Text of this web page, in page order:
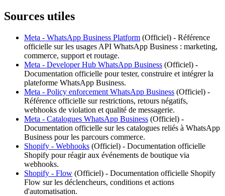
Sources utiles
Meta - WhatsApp Business Platform (Officiel) - Référence
officielle sur les usages API WhatsApp Business : marketing,
commerce, support et routage.
Meta - Developer Hub WhatsApp Business (Officiel) -
Documentation officielle pour tester, construire et intégrer la
plateforme WhatsApp Business.
Meta - Policy enforcement WhatsApp Business (Officiel) -
Référence officielle sur restrictions, retours négatifs,
webhooks de violation et qualité de messagerie.
Meta - Catalogues WhatsApp Business (Officiel) -
Documentation officielle sur les catalogues reliés à WhatsApp
Business pour les parcours commerce.
Shopify - Webhooks (Officiel) - Documentation officielle
Shopify pour réagir aux événements de boutique via
webhooks.
Shopify - Flow (Officiel) - Documentation officielle Shopify
Flow sur les déclencheurs, conditions et actions
d'automatisation.